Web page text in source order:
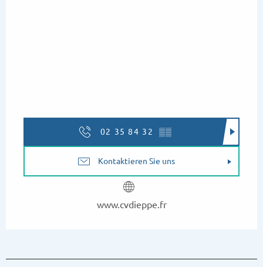
02 35 84 32 ▒▒
Kontaktieren Sie uns
www.cvdieppe.fr